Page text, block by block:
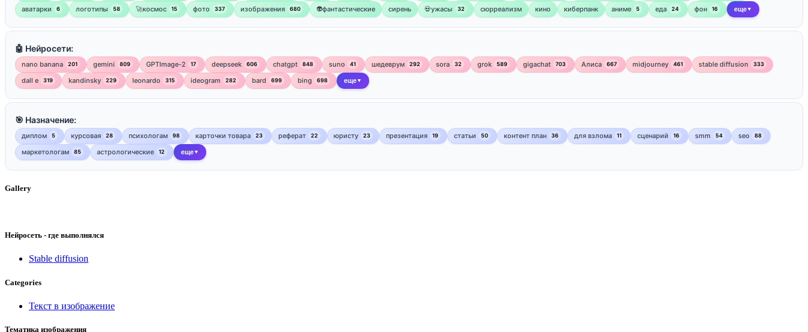
аватарки 6 логотипы 58 🚀космос 15 фото 337 изображения 680 👽фантастические сирень 💀ужасы 32 сюрреализм кино киберпанк аниме 5 еда 24 фон 16 еще ▼
🤖 Нейросети:
nano banana 201 gemini 809 GPTImage-2 17 deepseek 606 chatgpt 848 suno 41 шедеврум 292 sora 32 grok 589 gigachat 703 Алиса 667 midjourney 461 stable diffusion 333
dall e 319 kandinsky 229 leonardo 315 ideogram 282 bard 699 bing 698 еще ▼
🎯 Назначение:
диплом 5 курсовая 28 психологам 98 карточки товара 23 реферат 22 юристу 23 презентация 19 статьи 50 контент план 36 для взлома 11 сценарий 16 smm 54 seo 88
маркетологам 85 астрологические 12 еще ▼
Gallery
Нейросеть - где выполнялся
Stable diffusion
Categories
Текст в изображение
Тематика изображения